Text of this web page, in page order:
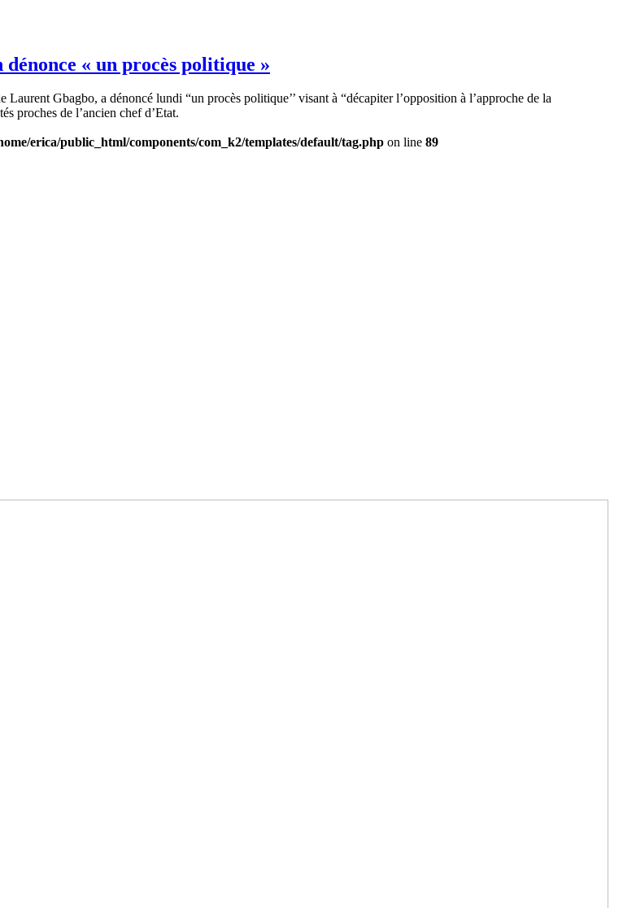
dénonce « un procès politique »
Gbagbo, a dénoncé lundi “un procès politique’’ visant à “décapiter l’opposition à l’approche de la
proches de l’ancien chef d’Etat.
erica/public_html/components/com_k2/templates/default/tag.php on line 89